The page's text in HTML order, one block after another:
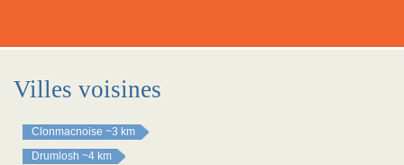
Villes voisines
Clonmacnoise ~3 km
Drumlosh ~4 km